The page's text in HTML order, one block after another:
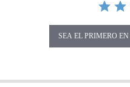
SEA EL PRIMERO